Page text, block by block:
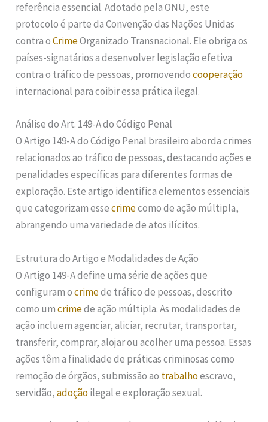
referência essencial. Adotado pela ONU, este
protocolo é parte da Convenção das Nações Unidas
contra oCrimeOrganizado Transnacional. Ele obriga os
países-signatários a desenvolver legislação efetiva
contra o tráfico de pessoas, promovendocooperação
internacional para coibir essa prática ilegal.
Análise do Art. 149-A do Código Penal
O Artigo 149-A do Código Penal brasileiro aborda crimes
relacionados ao tráfico de pessoas, destacando ações e
penalidades específicas para diferentes formas de
exploração. Este artigo identifica elementos essenciais
que categorizam essecrimecomo de ação múltipla,
abrangendo uma variedade de atos ilícitos.
Estrutura do Artigo e Modalidades de Ação
O Artigo 149-A define uma série de ações que
configuram ocrimede tráfico de pessoas, descrito
como umcrimede ação múltipla. As modalidades de
ação incluem agenciar, aliciar, recrutar, transportar,
transferir, comprar, alojar ou acolher uma pessoa. Essas
ações têm a finalidade de práticas criminosas como
remoção de órgãos, submissão ao trabalhoescravo,
servidão,adoçãoilegal e exploração sexual.